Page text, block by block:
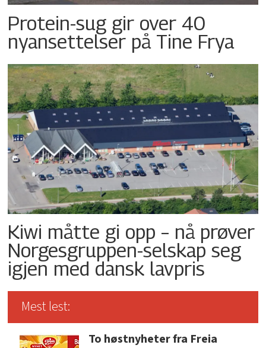
Protein-sug gir over 40
nyansettelser på Tine Frya
Kiwi måtte gi opp – nå prøver
Norgesgruppen-selskap seg
igjen med dansk lavpris
Mest lest:
To høstnyheter fra Freia